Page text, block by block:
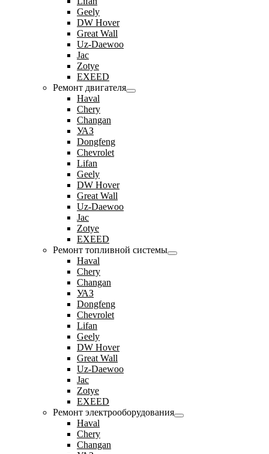
Geely
DW Hover
Great Wall
Uz-Daewoo
Jac
Zotye
EXEED
Ремонт двигателя
Haval
Chery
Changan
УАЗ
Dongfeng
Chevrolet
Lifan
Geely
DW Hover
Great Wall
Uz-Daewoo
Jac
Zotye
EXEED
Ремонт топливной системы
Haval
Chery
Changan
УАЗ
Dongfeng
Chevrolet
Lifan
Geely
DW Hover
Great Wall
Uz-Daewoo
Jac
Zotye
EXEED
Ремонт электрооборудования
Haval
Chery
Changan